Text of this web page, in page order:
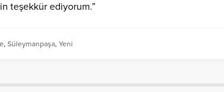
teşekkür ediyorum.”
, Süleymanpaşa, Yeni